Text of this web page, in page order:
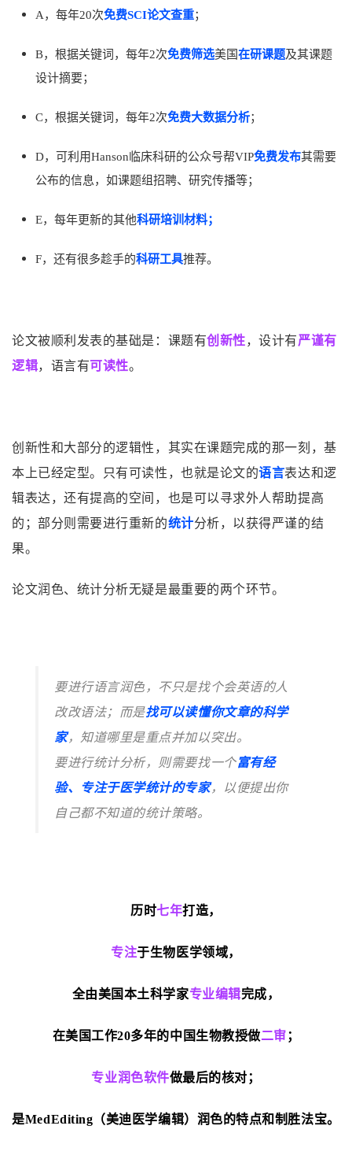
A，每年20次免费SCI论文查重；
B，根据关键词，每年2次免费筛选美国在研课题及其课题
设计摘要；
C，根据关键词，每年2次免费大数据分析；
D，可利用Hanson临床科研的公众号帮VIP免费发布其需要
公布的信息，如课题组招聘、研究传播等；
E，每年更新的其他科研培训材料；
F，还有很多趁手的科研工具推荐。
论文被顺利发表的基础是：课题有创新性，设计有严谨有
逻辑，语言有可读性。
创新性和大部分的逻辑性，其实在课题完成的那一刻，基
本上已经定型。只有可读性，也就是论文的语言表达和逻
辑表达，还有提高的空间，也是可以寻求外人帮助提高
的；部分则需要进行重新的统计分析，以获得严谨的结
果。
论文润色、统计分析无疑是最重要的两个环节。
要进行语言润色，不只是找个会英语的人
改改语法；而是找可以读懂你文章的科学
家，知道哪里是重点并加以突出。
要进行统计分析，则需要找一个富有经
验、专注于医学统计的专家，以便提出你
自己都不知道的统计策略。
历时七年打造，
专注于生物医学领域，
全由美国本土科学家专业编辑完成，
在美国工作20多年的中国生物教授做二审；
专业润色软件做最后的核对；
是MedEditing（美迪医学编辑）润色的特点和制胜法宝。